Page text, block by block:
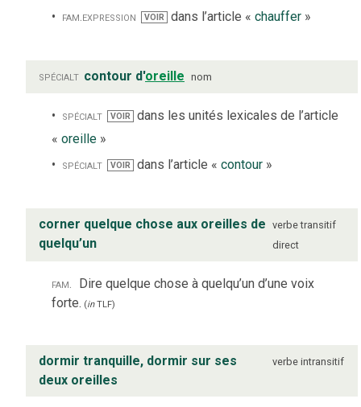
fam.expression VOIR dans l’article « chauffer»
spécialt contour d'oreille nom
spécialt VOIR
dans les unités lexicales de l’article
« oreille »
spécialt
VOIR dans l’article « contour»
corner quelque chose aux oreilles de
quelqu’un
verbe transitif
direct
fam. Dire quelque chose à quelqu’un d’une voix
forte. (inTLF)
dormir tranquille, dormir sur ses
deux oreilles
verbe intransitif